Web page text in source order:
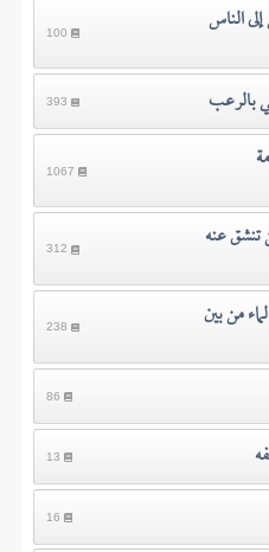
الناس 100
بالرعب 393
1067
تنشق عنه 312
من بين 238
86
13
16